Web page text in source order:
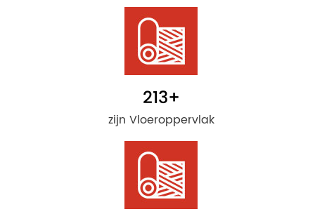
213+
zijn Vloeroppervlak